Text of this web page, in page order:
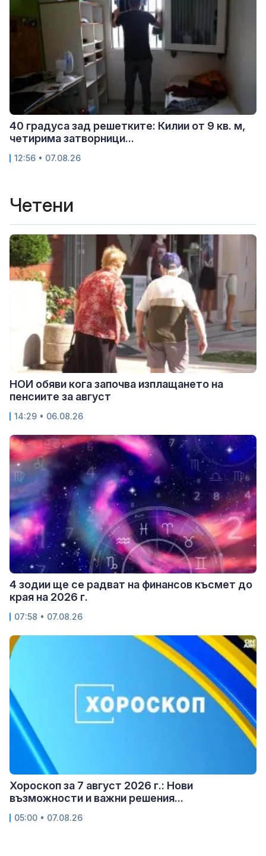
40 градуса зад решетките: Килии от 9 кв. м,
четирима затворници...
12:56 • 07.08.26
Четени
НОИ обяви кога започва изплащането на
пенсиите за август
14:29 • 06.08.26
4 зодии ще се радват на финансов късмет до
края на 2026 г.
07:58 • 07.08.26
Хороскоп за 7 август 2026 г.: Нови
възможности и важни решения...
05:00 • 07.08.26